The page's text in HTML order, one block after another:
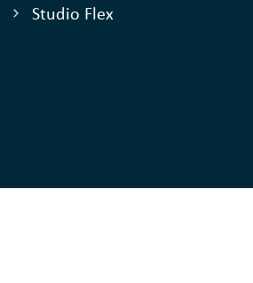
Studio Flex